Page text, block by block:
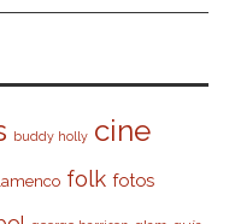
buddy holly cine
folk fotos